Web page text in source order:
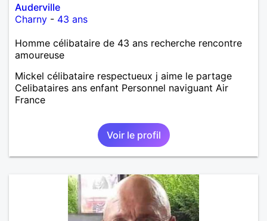
Auderville
Charny - 43 ans
Homme célibataire de 43 ans recherche rencontre
amoureuse
Mickel célibataire respectueux j aime le partage
Celibataires ans enfant Personnel naviguant Air
France
Voir le profil